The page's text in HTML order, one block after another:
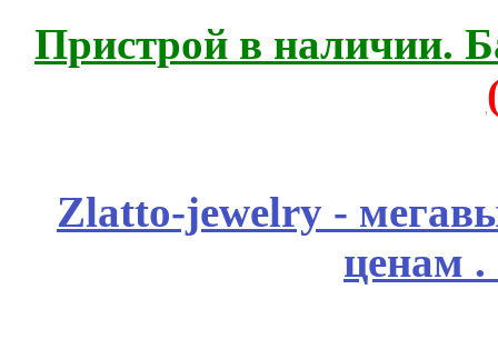
Пристрой в наличии.
Zlatto-jewelry -
ценам